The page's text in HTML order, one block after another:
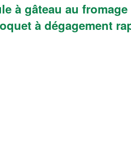
à gâteau au
à dégagement